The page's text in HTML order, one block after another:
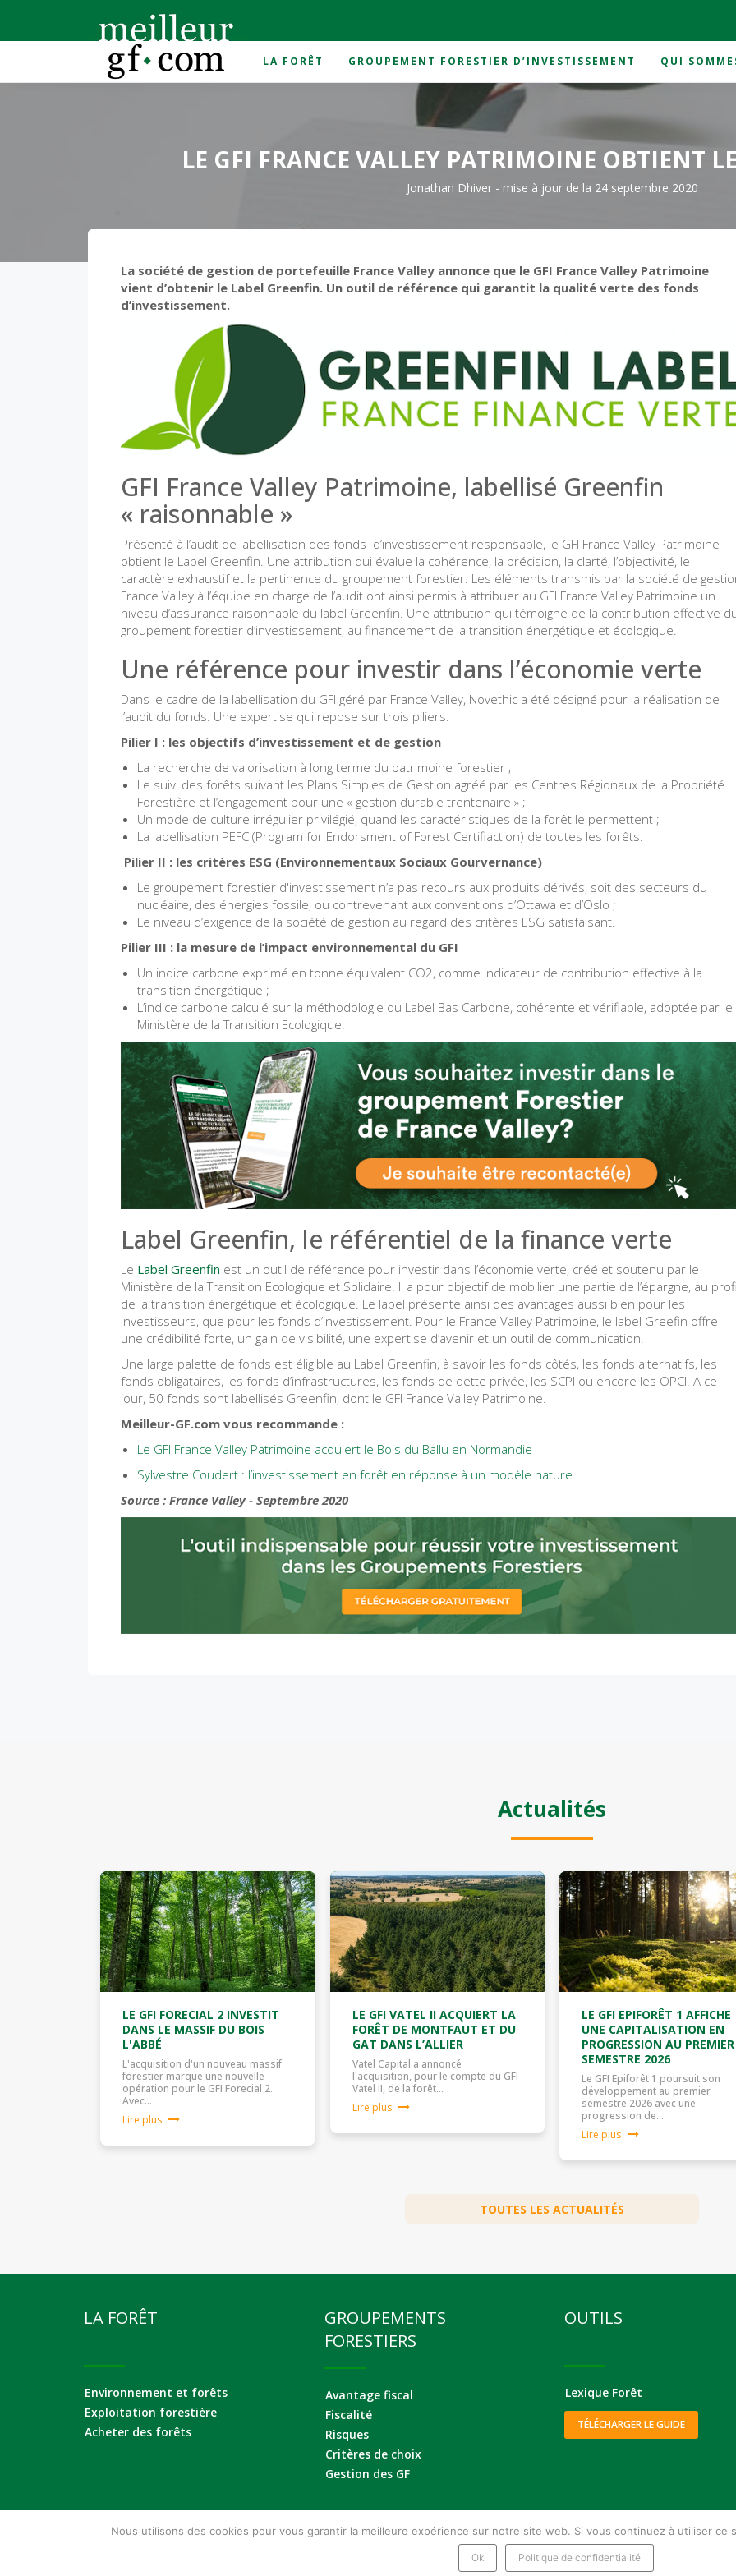
LA FORÊT GROUPEMENT FORESTIER D’INVESTISSEMENT QUI
Accueil> groupement forestier> Le GFI France Valley Patrimoine obtient le Label Greenfin
LE GFI FRANCE VALLEY PATRIMOINE OBTIENT
Jonathan Dhiver- mise à jour de la 24 septembre 2020
La société de gestion de portefeuille France Valley annonce que le GFI France Valley Patrimoine
vient d’obtenir le Label Greenfin. Un outil de référence qui garantit la qualité verte des fonds
d’investissement.
GFI France Valley Patrimoine, labellisé Greenfin
« raisonnable »
Présenté à l’audit de labellisation des fonds d’investissement responsable, le GFI France Valley Patrimoine
obtient le Label Greenfin. Une attribution qui évalue la cohérence, la précision, la clarté, l’objectivité, le
caractère exhaustif et la pertinence du groupement forestier. Les éléments transmis par la société de
France Valley à l’équipe en charge de l’audit ont ainsi permis à attribuer au GFI France Valley Patrimoine un
niveau d’assurance raisonnable du label Greenfin. Une attribution qui témoigne de la contribution effective
groupement forestier d’investissement, au financement de la transition énergétique et écologique.
Une référence pour investir dans l’économie verte
Dans le cadre de la labellisation du GFI géré par France Valley, Novethic a été désigné pour la réalisation de
l’audit du fonds. Une expertise qui repose sur trois piliers.
Pilier I : les objectifs d’investissement et de gestion
La recherche de valorisation à long terme du patrimoine forestier ;
Le suivi des forêts suivant les Plans Simples de Gestion agréé par les Centres Régionaux de la Propriété
Forestière et l’engagement pour une « gestion durable trentenaire » ;
Un mode de culture irrégulier privilégié, quand les caractéristiques de la forêt le permettent ;
La labellisation PEFC (Program for Endorsment of Forest Certifiaction) de toutes les forêts.
Pilier II : les critères ESG (Environnementaux Sociaux Gourvernance)
Le groupement forestier d'investissement n’a pas recours aux produits dérivés, soit des secteurs du
nucléaire, des énergies fossile, ou contrevenant aux conventions d’Ottawa et d’Oslo ;
Le niveau d’exigence de la société de gestion au regard des critères ESG satisfaisant.
Pilier III : la mesure de l’impact environnemental du GFI
Un indice carbone exprimé en tonne équivalent CO2, comme indicateur de contribution effective à la
transition énergétique ;
L’indice carbone calculé sur la méthodologie du Label Bas Carbone, cohérente et vérifiable, adoptée par le
Ministère de la Transition Ecologique.
Label Greenfin, le référentiel de la finance verte
Le Label Greenfin est un outil de référence pour investir dans l’économie verte, créé et soutenu par le
Ministère de la Transition Ecologique et Solidaire. Il a pour objectif de mobilier une partie de l’épargne, au
de la transition énergétique et écologique. Le label présente ainsi des avantages aussi bien pour les
investisseurs, que pour les fonds d’investissement. Pour le France Valley Patrimoine, le label Greefin offre
une crédibilité forte, un gain de visibilité, une expertise d’avenir et un outil de communication.
Une large palette de fonds est éligible au Label Greenfin, à savoir les fonds côtés, les fonds alternatifs, les
fonds obligataires, les fonds d’infrastructures, les fonds de dette privée, les SCPI ou encore les OPCI. A ce
jour, 50 fonds sont labellisés Greenfin, dont le GFI France Valley Patrimoine.
Meilleur-GF.com vous recommande :
Le GFI France Valley Patrimoine acquiert le Bois du Ballu en Normandie
Sylvestre Coudert : l’investissement en forêt en réponse à un modèle nature
Source : France Valley - Septembre 2020
Actualités
LE GFI FORECIAL 2 INVESTIT
DANS LE MASSIF DU BOIS
L'ABBÉ
L'acquisition d'un nouveau massif
forestier marque une nouvelle
opération pour le GFI Forecial 2.
Avec…
Lire plus
LE GFI VATEL II ACQUIERT LA
FORÊT DE MONTFAUT ET DU
GAT DANS L’ALLIER
Vatel Capital a annoncé
l'acquisition, pour le compte du GFI
Vatel II, de la forêt…
Lire plus
LE GFI EPIFORÊT 1 AFFICHE
UNE CAPITALISATION EN
PROGRESSION AU PREMIER
SEMESTRE 2026
Le GFI Epiforêt 1 poursuit son
développement au premier
semestre 2026 avec une
progression de…
Lire plus
TOUTES LES ACTUALITÉS
LA FORÊT
Environnement et forêts
Exploitation forestière
Acheter des forêts
GROUPEMENTS
FORESTIERS
Avantage fiscal
Fiscalité
Risques
Critères de choix
Gestion des GF
OUTILS
Lexique Forêt
TÉLÉCHARGER LE GUIDE
Nous utilisons des cookies pour vous garantir la meilleure expérience sur notre site web. Si vous continuez à utiliser
Ok Politique de confidentialité